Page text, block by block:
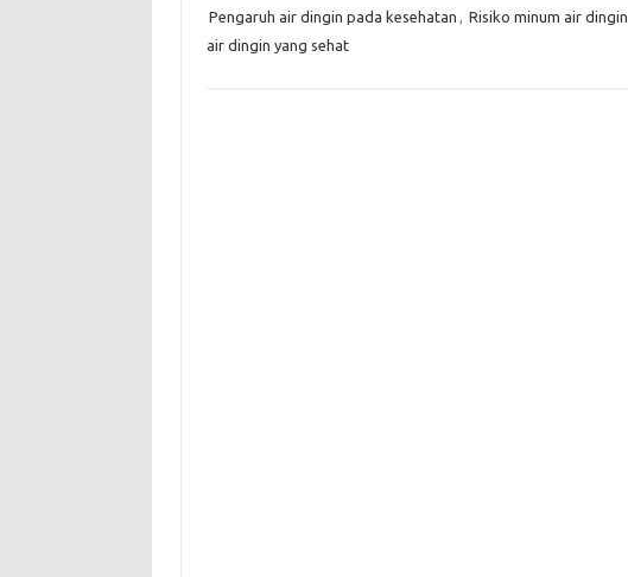
Pengaruh air dingin pada kesehatan , Risiko minum air dingin
air dingin yang sehat